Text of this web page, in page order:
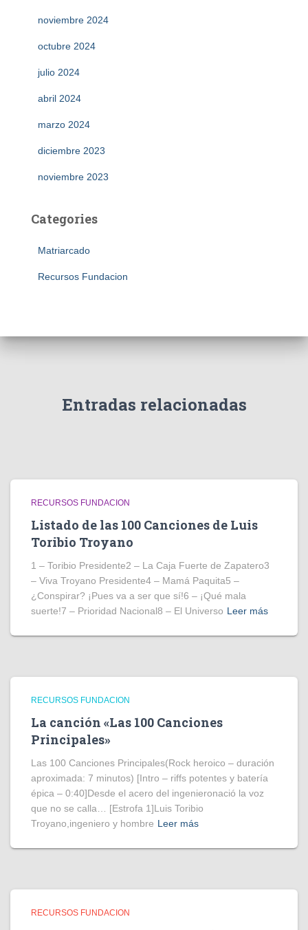
noviembre 2024
octubre 2024
julio 2024
abril 2024
marzo 2024
diciembre 2023
noviembre 2023
Categories
Matriarcado
Recursos Fundacion
Entradas relacionadas
RECURSOS FUNDACION
Listado de las 100 Canciones de Luis
Toribio Troyano
1 – Toribio Presidente2 – La Caja Fuerte de Zapatero3
– Viva Troyano Presidente4 – Mamá Paquita5 –
¿Conspirar? ¡Pues va a ser que sí!6 – ¡Qué mala
suerte!7 – Prioridad Nacional8 – El Universo Leer más
RECURSOS FUNDACION
La canción «Las 100 Canciones
Principales»
Las 100 Canciones Principales(Rock heroico – duración
aproximada: 7 minutos) [Intro – riffs potentes y batería
épica – 0:40]Desde el acero del ingenieronació la voz
que no se calla… [Estrofa 1]Luis Toribio
Troyano,ingeniero y hombre Leer más
RECURSOS FUNDACION